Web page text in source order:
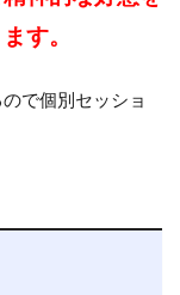
す。
で個別セッショ